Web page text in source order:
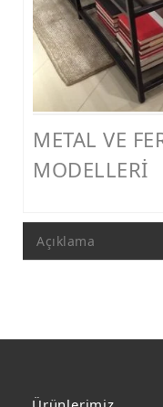
FERFORJE PERGOLA &
FERFORJE ÇARDAK
FERFORJE PENCERE
METAL SEHPA VE
METAL VE
MODELLERİ
Açıklama